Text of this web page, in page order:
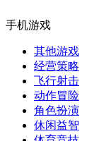
手机游戏
其他游戏
经营策略
飞行射击
动作冒险
角色扮演
休闲益智